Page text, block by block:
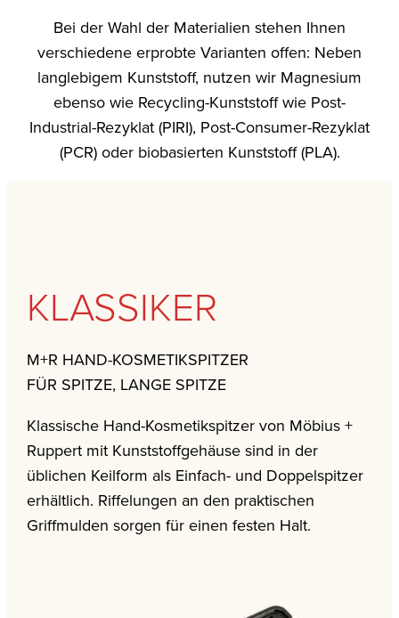
Bei der Wahl der Materialien stehen Ihnen
verschiedene erprobte Varianten offen: Neben
langlebigem Kunststoff, nutzen wir Magnesium
ebenso wie Recycling-Kunststoff wie Post-
Industrial-Rezyklat (PIRI), Post-Consumer-Rezyklat
(PCR) oder biobasierten Kunststoff (PLA).
KLASSIKER
M+R HAND-KOSMETIKSPITZER
FÜR SPITZE, LANGE SPITZE
Klassische Hand-Kosmetikspitzer von Möbius +
Ruppert mit Kunststoffgehäuse sind in der
üblichen Keilform als Einfach- und Doppelspitzer
erhältlich. Riffelungen an den praktischen
Griffmulden sorgen für einen festen Halt.